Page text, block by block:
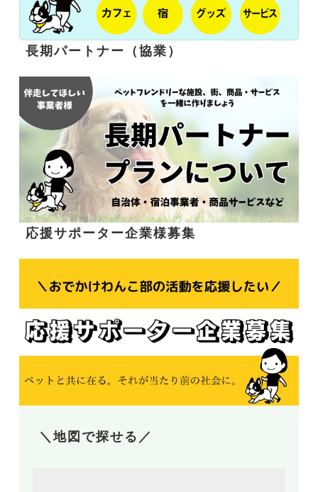
長期パートナー（協業）
応援サポーター企業様募集
＼地図で探せる／